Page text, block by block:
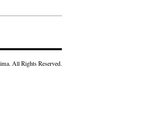
All Rights Reserved.